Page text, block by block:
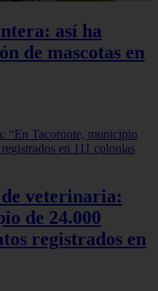
así ha
de mascotas en
veterinaria:
de 24.000
registrados en